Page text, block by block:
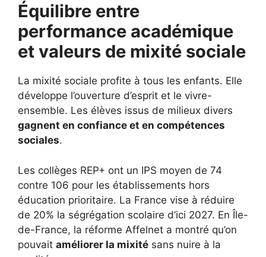
Équilibre entre
performance académique
et valeurs de mixité sociale
La mixité sociale profite à tous les enfants. Elle
développe l’ouverture d’esprit et le vivre-
ensemble. Les élèves issus de milieux divers
gagnent en confiance et en compétences
sociales.
Les collèges REP+ ont un IPS moyen de 74
contre 106 pour les établissements hors
éducation prioritaire. La France vise à réduire
de 20% la ségrégation scolaire d’ici 2027. En Île-
de-France, la réforme Affelnet a montré qu’on
pouvait améliorer la mixité sans nuire à la